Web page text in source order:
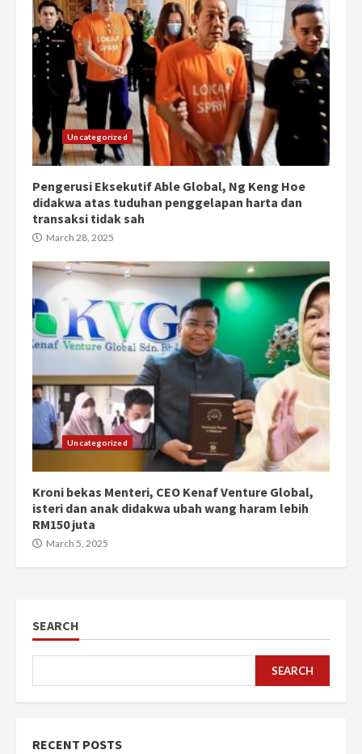
Uncategorized
Pengerusi Eksekutif Able Global, Ng Keng Hoe
didakwa atas tuduhan penggelapan harta dan
transaksi tidak sah
March 28, 2025
Uncategorized
Kroni bekas Menteri, CEO Kenaf Venture Global,
isteri dan anak didakwa ubah wang haram lebih
RM150 juta
March 5, 2025
SEARCH
SEARCH
RECENT POSTS